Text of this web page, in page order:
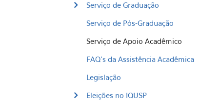
Serviço de Graduação
Serviço de Pós-Graduação
Serviço de Apoio Acadêmico
FAQ's da Assistência Acadêmica
Legislação
Eleições no IQUSP